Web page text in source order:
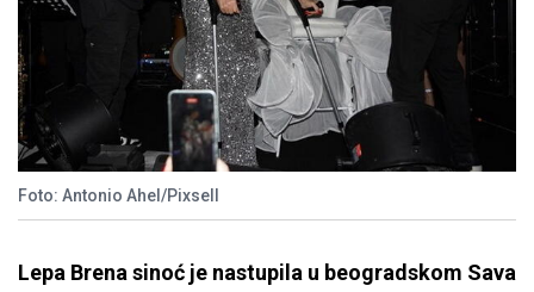
Foto: Antonio Ahel/Pixsell
Lepa Brena sinoć je nastupila u beogradskom Sava